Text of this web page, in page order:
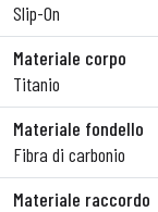
Slip-On
Materiale corpo
Titanio
Materiale fondello
Fibra di carbonio
Materiale raccordo